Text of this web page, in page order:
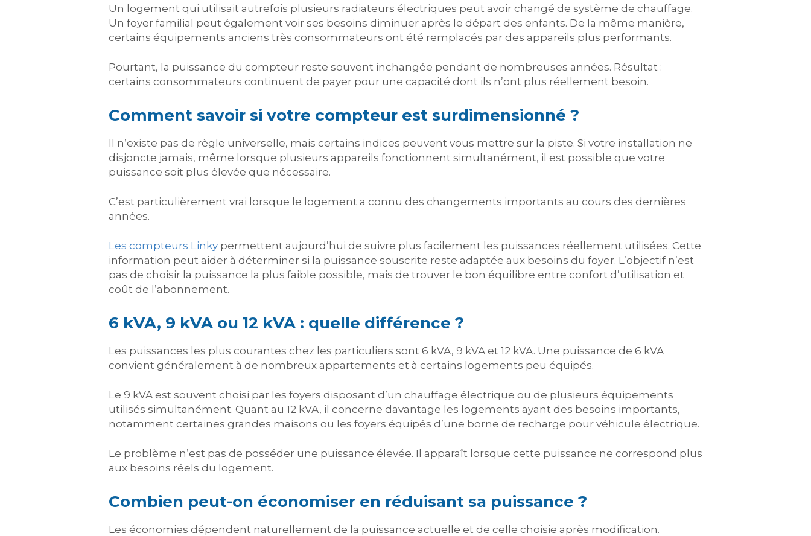
Un logement qui utilisait autrefois plusieurs radiateurs électriques peut avoir changé de système de chauffage.
Un foyer familial peut également voir ses besoins diminuer après le départ des enfants. De la même manière,
certains équipements anciens très consommateurs ont été remplacés par des appareils plus performants.
Pourtant, la puissance du compteur reste souvent inchangée pendant de nombreuses années. Résultat :
certains consommateurs continuent de payer pour une capacité dont ils n’ont plus réellement besoin.
Comment savoir si votre compteur est surdimensionné ?
Il n’existe pas de règle universelle, mais certains indices peuvent vous mettre sur la piste. Si votre installation ne
disjoncte jamais, même lorsque plusieurs appareils fonctionnent simultanément, il est possible que votre
puissance soit plus élevée que nécessaire.
C’est particulièrement vrai lorsque le logement a connu des changements importants au cours des dernières
années.
Les compteurs Linky permettent aujourd’hui de suivre plus facilement les puissances réellement utilisées. Cette
information peut aider à déterminer si la puissance souscrite reste adaptée aux besoins du foyer. L’objectif n’est
pas de choisir la puissance la plus faible possible, mais de trouver le bon équilibre entre confort d’utilisation et
coût de l’abonnement.
6 kVA, 9 kVA ou 12 kVA : quelle différence ?
Les puissances les plus courantes chez les particuliers sont 6 kVA, 9 kVA et 12 kVA. Une puissance de 6 kVA
convient généralement à de nombreux appartements et à certains logements peu équipés.
Le 9 kVA est souvent choisi par les foyers disposant d’un chauffage électrique ou de plusieurs équipements
utilisés simultanément. Quant au 12 kVA, il concerne davantage les logements ayant des besoins importants,
notamment certaines grandes maisons ou les foyers équipés d’une borne de recharge pour véhicule électrique.
Le problème n’est pas de posséder une puissance élevée. Il apparaît lorsque cette puissance ne correspond plus
aux besoins réels du logement.
Combien peut-on économiser en réduisant sa puissance ?
Les économies dépendent naturellement de la puissance actuelle et de celle choisie après modification.